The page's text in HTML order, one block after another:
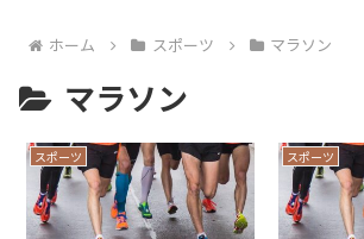
ホーム スポーツ マラソン
マラソン
スポーツ スポーツ